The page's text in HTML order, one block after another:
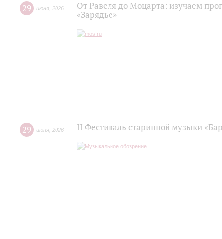
29 июня 2026
От Равеля до Моцарта: изучаем
«Зарядье»
29 июня 2026 II Фестиваль старинной музыки